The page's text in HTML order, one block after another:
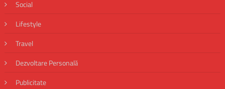
Social
Lifestyle
Travel
Dezvoltare Personală
Publicitate